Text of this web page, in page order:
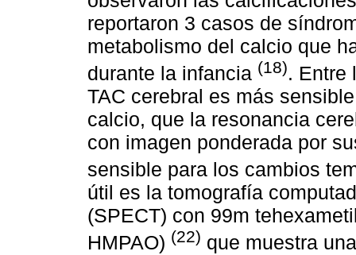
reportaron 3 casos de
metabolismo del calcio que
durante la infancia (18). Entre
TAC cerebral es más
calcio, que la resonancia
con imagen ponderada por
sensible para los cambios
útil es la tomografía
(SPECT) con 99m
HMPAO) (22) que muestra